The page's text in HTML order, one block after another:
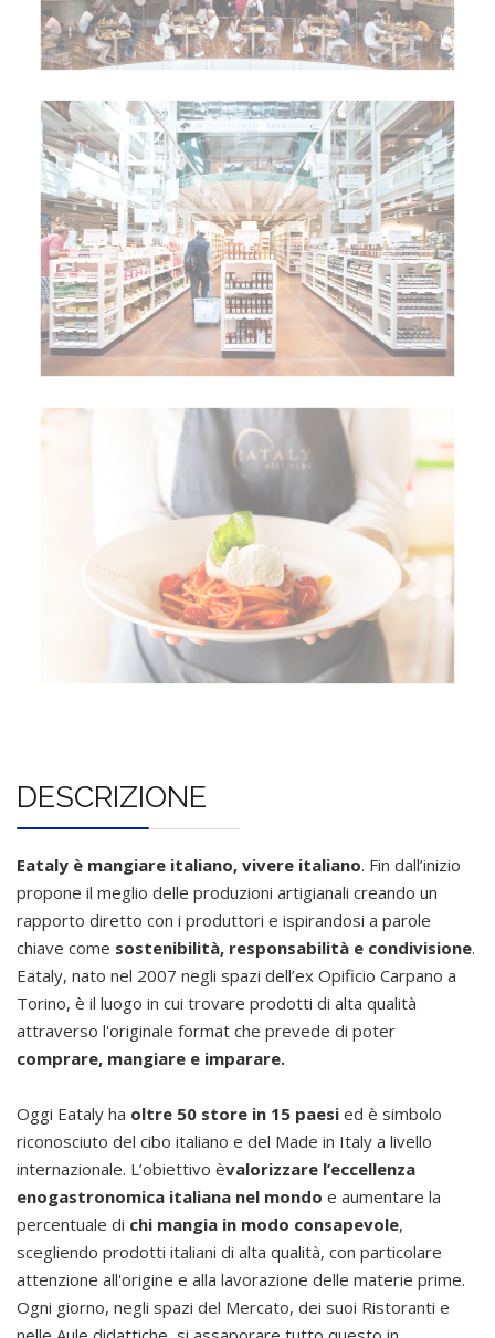
DESCRIZIONE
Eataly è mangiare italiano, vivere italiano. Fin dall’inizio
propone il meglio delle produzioni artigianali creando un
rapporto diretto con i produttori e ispirandosi a parole
chiave come sostenibilità, responsabilità e condivisione.
Eataly, nato nel 2007 negli spazi dell’ex Opificio Carpano a
Torino, è il luogo in cui trovare prodotti di alta qualità
attraverso l'originale format che prevede di poter
comprare, mangiare e imparare.
Oggi Eataly ha oltre 50 store in 15 paesi ed è simbolo
riconosciuto del cibo italiano e del Made in Italy a livello
internazionale. L’obiettivo èvalorizzare l’eccellenza
enogastronomica italiana nel mondo e aumentare la
percentuale di chi mangia in modo consapevole,
scegliendo prodotti italiani di alta qualità, con particolare
attenzione all'origine e alla lavorazione delle materie prime.
Ogni giorno, negli spazi del Mercato, dei suoi Ristoranti e